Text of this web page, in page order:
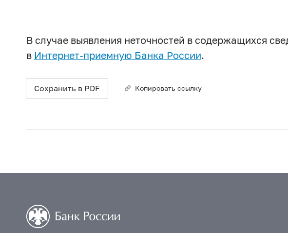
В случае выявления неточностей в содержащихся
в Интернет-приемную Банка России.
Сохранить в PDF Копировать ссылку